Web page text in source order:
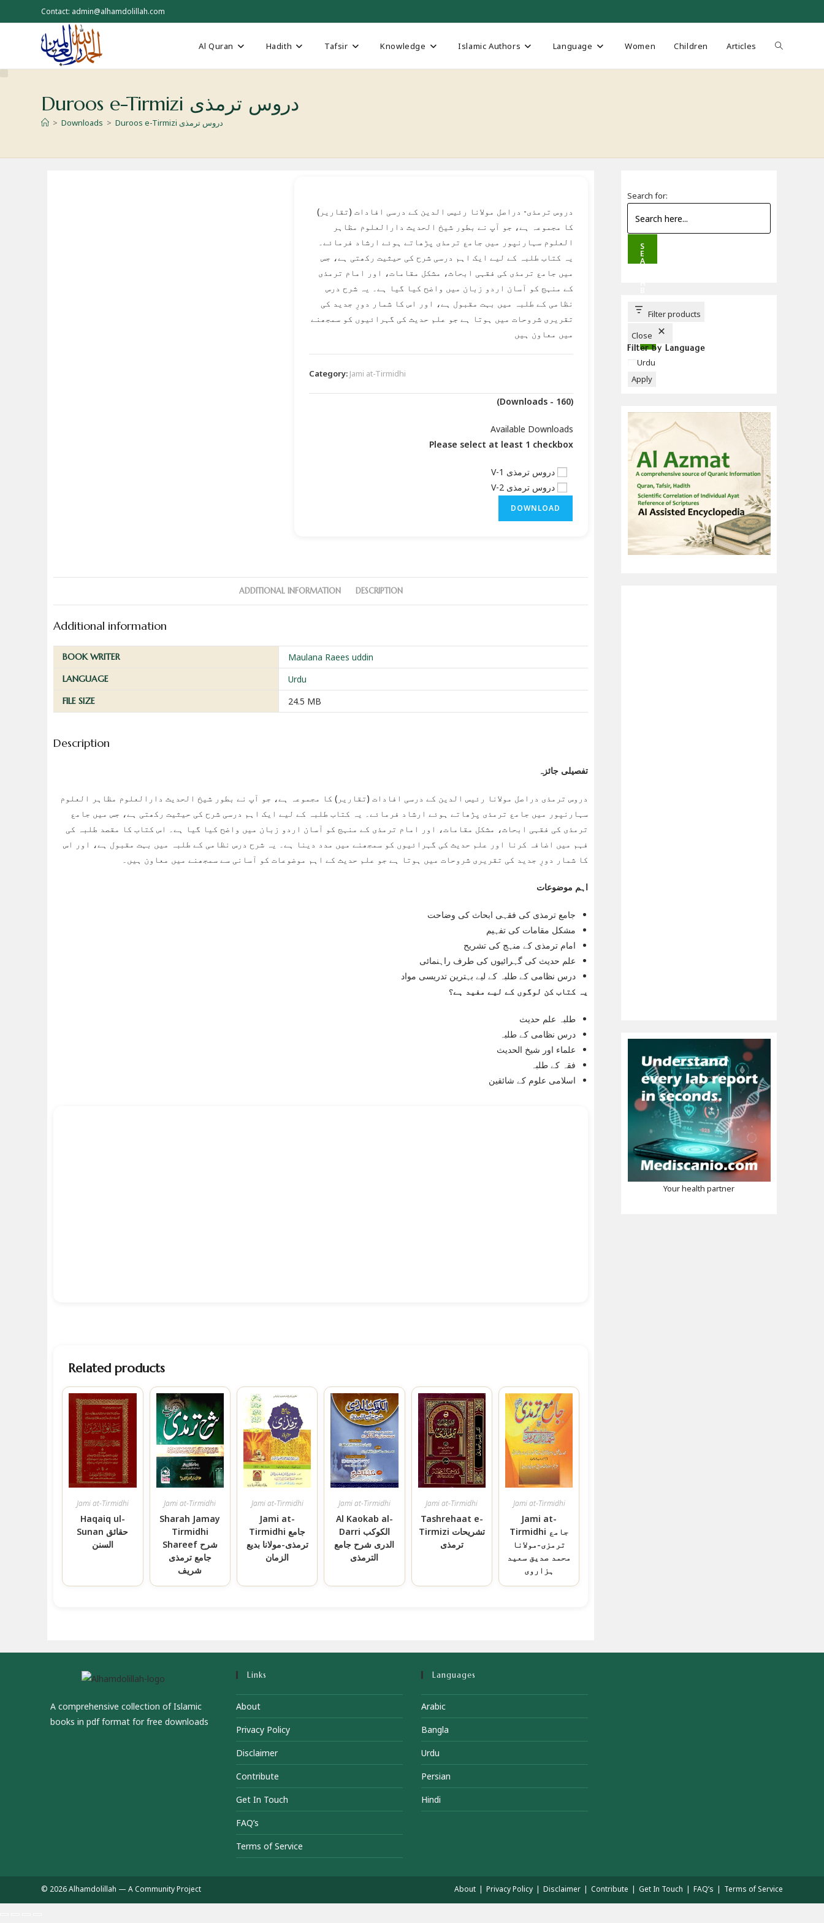
to
Contact: admin@alhamdolillah.com
Al Quran Hadith Tafsir Knowledge Islamic Authors Language Women Children Articles Toggle
Duroos e-Tirmizi دروس ترمذی
> Downloads > Duroos e-Tirmizi دروس ترمذی
دروس ترمذی- دراصل مولانا رئیس الدین کے درسی افادات (تقاریر)
کا مجموعہ ہے، جو آپ نے بطور شیخ الحدیث دارالعلوم مظاہر
العلوم سہارنپور میں جامع ترمذی پڑھاتے ہوئے ارشاد فرمائے۔
یہ کتاب طلبہ کے لیے ایک اہم درسی شرح کی حیثیت رکھتی ہے، جس
میں جامع ترمذی کی فقہی ابحاث، مشکل مقامات، اور امام ترمذی
کے منہج کو آسان اردو زبان میں واضح کیا گیا ہے۔ یہ شرح درس
نظامی کے طلبہ میں بہت مقبول ہے، اور اس کا شمار دورِ جدید کی
تقریری شروحات میں ہوتا ہے جو علم حدیث کی گہرائیوں کو سمجھنے
میں معاون ہیں
Category: Jami at-Tirmidhi
(Downloads - 160)
Available Downloads
Please select at least 1 checkbox
دروس ترمذی V-1
دروس ترمذی V-2
DOWNLOAD
ADDITIONAL INFORMATION DESCRIPTION
Additional information
BOOK WRITER Maulana Raees uddin
LANGUAGE Urdu
FILE SIZE 24.5 MB
Description
تفصیلی جائزہ
دروس ترمذی دراصل مولانا رئیس الدین کے درسی افادات (تقاریر) کا مجموعہ ہے، جو آپ نے بطور شیخ الحدیث دارالعلوم مظاہر العلوم
سہارنپور میں جامع ترمذی پڑھاتے ہوئے ارشاد فرمائے۔ یہ کتاب طلبہ کے لیے ایک اہم درسی شرح کی حیثیت رکھتی ہے، جس میں جامع
ترمذی کی فقہی ابحاث، مشکل مقامات، اور امام ترمذی کے منہج کو آسان اردو زبان میں واضح کیا گیا ہے۔ اس کتاب کا مقصد طلبہ کی
فہم میں اضافہ کرنا اور علم حدیث کی گہرائیوں کو سمجھنے میں مدد دینا ہے۔ یہ شرح درس نظامی کے طلبہ میں بہت مقبول ہے، اور اس
کا شمار دورِ جدید کی تقریری شروحات میں ہوتا ہے جو علم حدیث کے اہم موضوعات کو آسانی سے سمجھنے میں معاون ہیں۔
اہم موضوعات
جامع ترمذی کی فقہی ابحاث کی وضاحت
مشکل مقامات کی تفہیم
امام ترمذی کے منہج کی تشریح
علم حدیث کی گہرائیوں کی طرف راہنمائی
درس نظامی کے طلبہ کے لیے بہترین تدریسی مواد
یہ کتاب کن لوگوں کے لیے مفید ہے؟
طلبہ علم حدیث
درس نظامی کے طلبہ
علماء اور شیخ الحدیث
فقہ کے طلبہ
اسلامی علوم کے شائقین
Related products
Jami at-Tirmidhi
Haqaiq ul-
Sunan حقائق
السنن
Jami at-Tirmidhi
Sharah Jamay
Tirmidhi
Shareef شرح
جامع ترمذی
شریف
Jami at-Tirmidhi
Jami at-
Tirmidhi جامع
ترمذی-مولانا بدیع
الزمان
Jami at-Tirmidhi
Al Kaokab al-
Darri الکوکب
الدری شرح جامع
الترمذی
Jami at-Tirmidhi
Tashrehaat e-
Tirmizi تشریحات
ترمذی
Jami at-Tirmidhi
Jami at-
Tirmidhi جامع
ترمزی-مولانا
محمد صدیق سعید
ہزاروی
Search for:
S
E
A
T
T
Filter products
Close
Filter by Language
Language
Urdu
Apply
Your health partner
A comprehensive collection of Islamic
books in pdf format for free downloads
Links
About
Privacy Policy
Disclaimer
Contribute
Get In Touch
FAQ’s
Terms of Service
Languages
Arabic
Bangla
Urdu
Persian
Hindi
About Privacy Policy Disclaimer Contribute Get In Touch FAQ’s Terms of Service
© 2026 Alhamdolillah — A Community Project